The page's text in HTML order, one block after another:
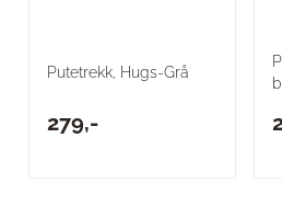
Putetrekk, Hugs-Grå
279,-